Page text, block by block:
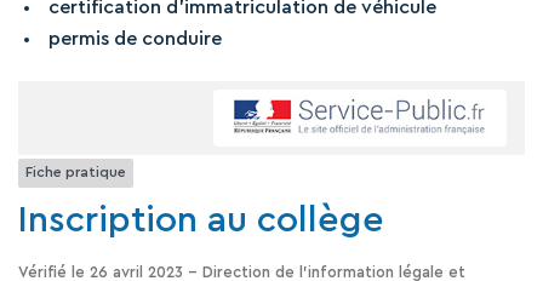
certification d’immatriculation de véhicule
permis de conduire
Fiche pratique
Inscription au collège
Vérifié le 26 avril 2023 - Direction de l'information légale et